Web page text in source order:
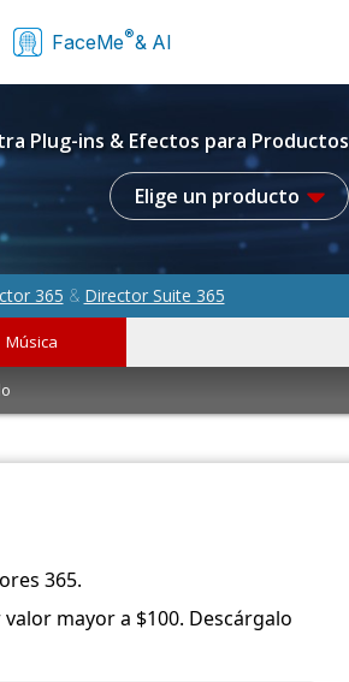
FaceMe®& AI
Plug-ins & Efectos para Productos
Elige un producto
365 & Director Suite 365
Música
365.
mayor a $100. Descárgalo